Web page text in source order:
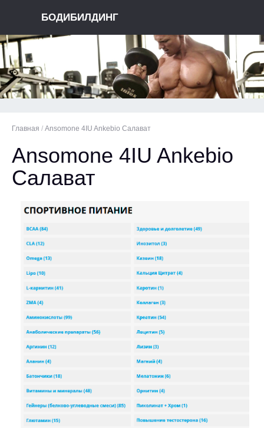
БОДИБИЛДИНГ
Главная / Ansomone 4IU Ankebio Салават
Ansomone 4IU Ankebio
Салават